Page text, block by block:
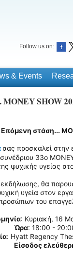
Follow us on:
& Events
SHOW
Επόμενη στάση...
σας προσκαλεί στην
33ο
ψυχικής υγείας
εκδήλωσης, θα
υγεία στον
του
: Κυριακή, 16
Ώρα: 18:00 -
: Hyatt Regency
Είσοδος